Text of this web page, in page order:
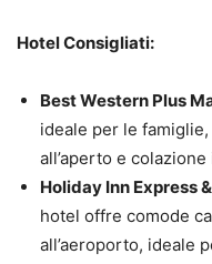
Hotel Consigliati:
Best Western Plus
ideale per le
all’aperto e colazione
Holiday Inn Express
hotel offre comode
all’aeroporto, ideale